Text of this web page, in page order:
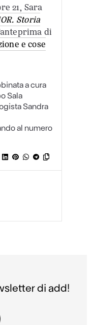
21, Sara
Storia
di
e cose
a cura
Sala
Sandra
al numero
di add!